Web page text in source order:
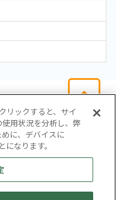
サイトマップ
情報保護方針
ー
リックすると、サイ
用状況を分析し、弊
に、デバイスに
なります。